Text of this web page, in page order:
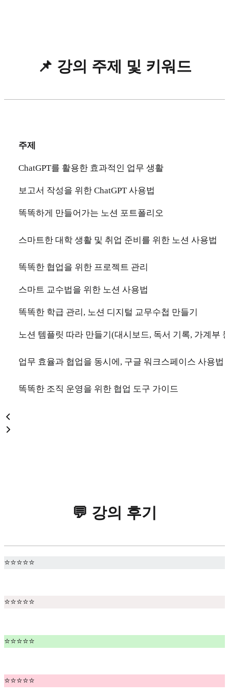
📌 강의 주제 및 키워드
주제
ChatGPT를 활용한 효과적인 업무 생활
보고서 작성을 위한 ChatGPT 사용법
똑똑하게 만들어가는 노션 포트폴리오
스마트한 대학 생활 및 취업 준비를 위한 노션 사용법
똑똑한 협업을 위한 프로젝트 관리
스마트 교수법을 위한 노션 사용법
똑똑한 학급 관리, 노션 디지털 교무수첩 만들기
노션 템플릿 따라 만들기(대시보드, 독서 기록, 가계부
업무 효율과 협업을 동시에, 구글 워크스페이스 사용법
똑똑한 조직 운영을 위한 협업 도구 가이드
💬 강의 후기
⭐⭐⭐⭐⭐
⭐⭐⭐⭐⭐
⭐⭐⭐⭐⭐
⭐⭐⭐⭐⭐